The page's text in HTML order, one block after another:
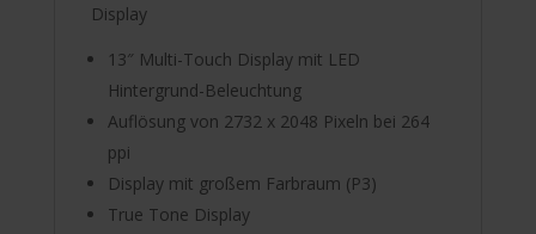
Display
13″ Multi-Touch Display mit LED
Hintergrund-Beleuchtung
Auflösung von 2732 x 2048 Pixeln bei 264
ppi
Display mit großem Farbraum (P3)
True Tone Display